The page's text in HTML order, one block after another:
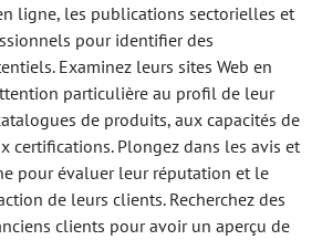
ligne, les publications sectorielles et
pour identifier des
Examinez leurs sites Web en
particulière au profil de leur
de produits, aux capacités de
certifications. Plongez dans les avis et
pour évaluer leur réputation et le
de leurs clients. Recherchez des
clients pour avoir un aperçu de